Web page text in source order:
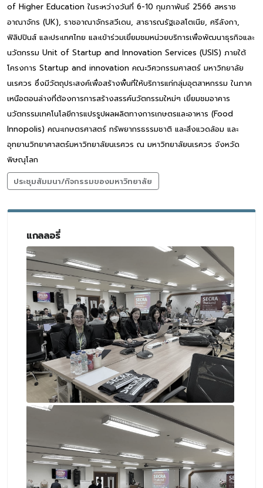
of Higher Education ในระหว่างวันที่ 6-10 กุมภาพันธ์ 2566 สหราช
อาณาจักร (UK), ราชอาณาจักรสวีเดน, สาธารณรัฐเอสโตเนีย, ศรีลังกา,
ฟิลิปปินส์ และประเทศไทย และเข้าร่วมเยี่ยมชมหน่วยบริการเพื่อพัฒนาธุรกิจและ
นวัตกรรม Unit of Startup and Innovation Services (USIS) ภายใต้
โครงการ Startup and innovation คณะวิศวกรรมศาสตร์ มหาวิทยาลัย
นเรศวร ซึ่งมีวัตถุประสงค์เพื่อสร้างพื้นที่ให้บริการแก่กลุ่มอุตสาหกรรม ในภาค
เหนือตอนล่างที่ต้องการการสร้างสรรค์นวัตกรรมใหม่ๆ เยี่ยมชมอาคาร
นวัตกรรมเทคโนโลยีการแปรรูปผลผลิตทางการเกษตรและอาหาร (Food
Innopolis) คณะเกษตรศาสตร์ ทรัพยากรธรรมชาติ และสิ่งแวดล้อม และ
อุทยานวิทยาศาสตร์มหาวิทยาลัยนเรศวร ณ มหาวิทยาลัยนเรศวร จังหวัด
พิษณุโลก
ประชุมสัมมนา/กิจกรรมของมหาวิทยาลัย
แกลลอรี่